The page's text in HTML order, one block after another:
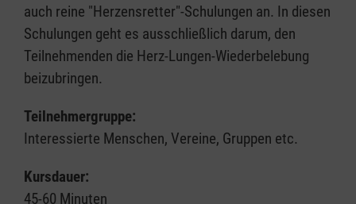
auch reine "Herzensretter"-Schulungen an. In diesen
Schulungen geht es ausschließlich darum, den
Teilnehmenden die Herz-Lungen-Wiederbelebung
beizubringen.
Teilnehmergruppe:
Interessierte Menschen, Vereine, Gruppen etc.
Kursdauer:
45-60 Minuten